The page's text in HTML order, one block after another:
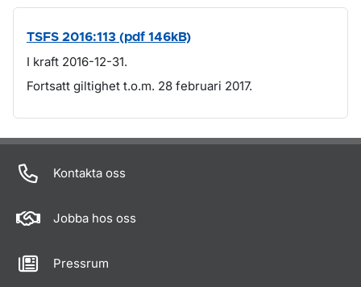
TSFS 2016:113 (pdf 146kB)
I kraft 2016-12-31.
Fortsatt giltighet t.o.m. 28 februari 2017.
Om sidan
Kontakta oss
Jobba hos oss
Pressrum